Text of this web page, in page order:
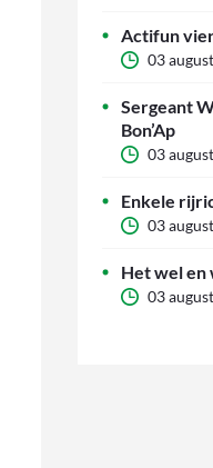
Actifun
03
Sergeant
Bon’Ap
03
Enkele
03
Het wel en
03